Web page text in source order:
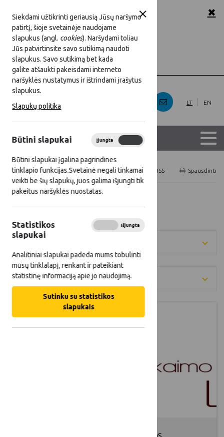
Siekdami užtikrinti geriausią Jūsų naršymo
patirtį, šioje svetainėje naudojame
slapukus (angl. cookies). Naršydami toliau
Jūs patvirtinsite savo sutikimą naudoti
slapukus. Savo sutikimą bet kada
galite atšaukti pakeisdami interneto
naršyklės nustatymus ir ištrindami įrašytus
slapukus.
Slapukų politika
Būtini slapukai Įjungta
Būtini slapukai įgalina pagrindines
tinklapio funkcijas.Svetainė negali tinkamai
veikti be šių slapukų, juos galima išjungti tik
pakeitus naršyklės nuostatas.
Statistikos
slapukai
Išjungta
Analitiniai slapukai padeda mums tobulinti
mūsų tinklalapį, renkant ir pateikiant
statistinę informaciją apie jo naudojimą.
Sutinku su statistikos
slapukais
Šriftas: A
Fonas: baltas Juoda
Iliustracijos: Rodyti Slėpti
✖
LT EN
Titulinis Naujienos Spausdinti
RSS
Visos naujienos
Kategorija
Dėl Lietuvos kaimo tinklo veiklos